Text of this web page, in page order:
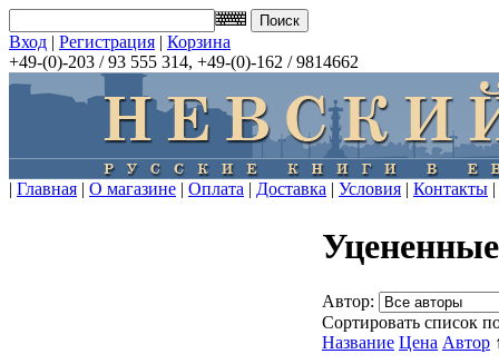
Вход | Регистрация | Корзина
+49-(0)-203 / 93 555 314, +49-(0)-162 / 9814662
| Главная | О магазине | Оплата | Доставка | Условия | Контакты |
Уцененные
Автор:
Сортировать список
Название Цена Автор